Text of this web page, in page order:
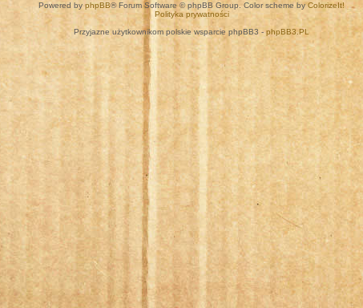
Powered by phpBB® Forum Software © phpBB Group. Color scheme byColorizeIt!
Polityka prywatności
Przyjazne użytkownikom polskie wsparcie phpBB3 -phpBB3.PL